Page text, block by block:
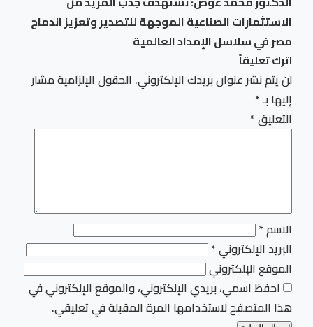
الاستثمارات الصناعية الموجهة للتصدير وتعزيز اندماج
مصر في سلاسل الإمداد العالمية
اترك تعليقاً
لن يتم نشر عنوان بريدك الإلكتروني. الحقول الإلزامية مشار
إليها بـ*
التعليق*
الاسم*
البريد الإلكتروني*
الموقع الإلكتروني
احفظ اسمي، بريدي الإلكتروني، والموقع الإلكتروني في
هذا المتصفح لاستخدامها المرة المقبلة في تعليقي.